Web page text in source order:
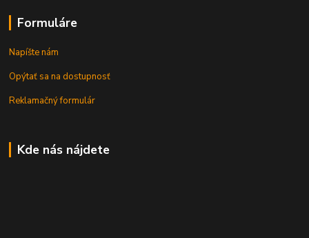
Formuláre
Napíšte nám
Opýtať sa na dostupnosť
Reklamačný formulár
Kde nás nájdete